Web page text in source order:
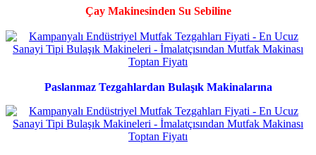
Çay Makinesinden Su Sebiline
Paslanmaz Tezgahlardan Bulaşık Makinalarına